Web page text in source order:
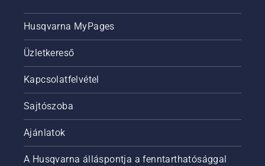
fordulatszámot
érjen el.
Husqvarna MyPages
Üzletkereső
Kapcsolatfelvétel
Sajtószoba
Ajánlatok
A Husqvarna álláspontja a fenntarthatósággal